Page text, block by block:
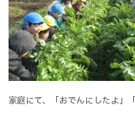
家庭にて、「おでんにしたよ」